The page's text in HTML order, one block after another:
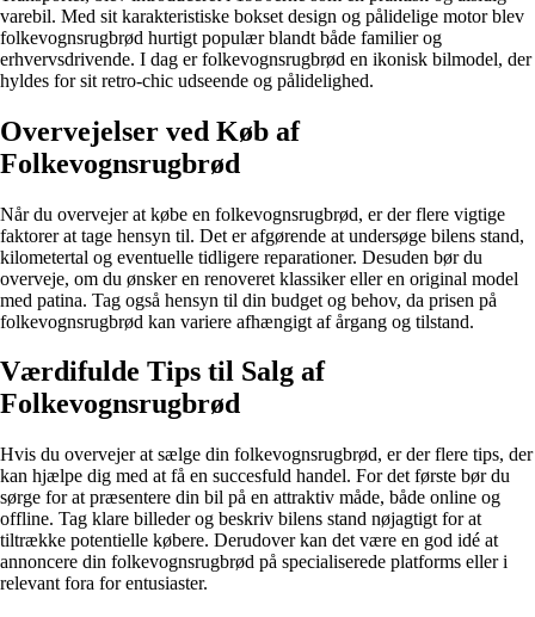
varebil. Med sit karakteristiske bokset design og pålidelige motor blev
folkevognsrugbrød hurtigt populær blandt både familier og
erhvervsdrivende. I dag er folkevognsrugbrød en ikonisk bilmodel, der
hyldes for sit retro-chic udseende og pålidelighed.
Overvejelser ved Køb af
Folkevognsrugbrød
Når du overvejer at købe en folkevognsrugbrød, er der flere vigtige
faktorer at tage hensyn til. Det er afgørende at undersøge bilens stand,
kilometertal og eventuelle tidligere reparationer. Desuden bør du
overveje, om du ønsker en renoveret klassiker eller en original model
med patina. Tag også hensyn til din budget og behov, da prisen på
folkevognsrugbrød kan variere afhængigt af årgang og tilstand.
Værdifulde Tips til Salg af
Folkevognsrugbrød
Hvis du overvejer at sælge din folkevognsrugbrød, er der flere tips, der
kan hjælpe dig med at få en succesfuld handel. For det første bør du
sørge for at præsentere din bil på en attraktiv måde, både online og
offline. Tag klare billeder og beskriv bilens stand nøjagtigt for at
tiltrække potentielle købere. Derudover kan det være en god idé at
annoncere din folkevognsrugbrød på specialiserede platforms eller i
relevant fora for entusiaster.